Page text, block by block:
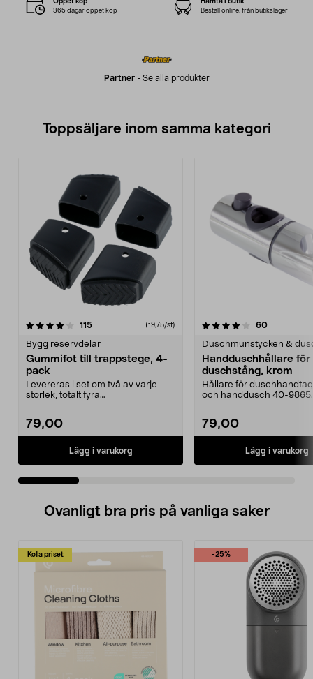
Partner- Se alla produkter
365 dagar öppet köp Beställ online, från butikslager
Toppsäljare inom samma kategori
115recensioner (19,75/st)
Bygg reservdelar
Gummifot till trappstege, 4-
pack
Levereras i set om två av varje
storlek, totalt fyra
79,00
Lägg i varukorg
4.0 av 5 stjärnor 60
Duschmunstycken &
Handduschhållare
duschstång, krom
Hållare för
och handdusch 40-
79,00
Lägg i varukorg
4.5 av 5 stjärnor
Ovanligt bra pris på vanliga saker
Kolla priset -25%